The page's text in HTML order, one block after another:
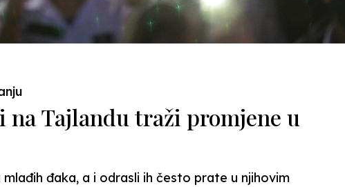
na Tajlandu traži promjene u
đaka, a i odrasli ih često prate u njihovim